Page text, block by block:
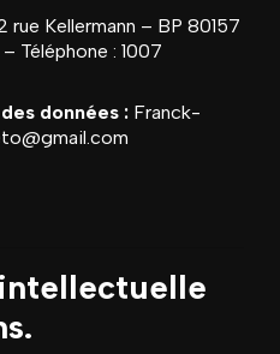
rue Kellermann – BP 80157
Téléphone : 1007
données : Franck-